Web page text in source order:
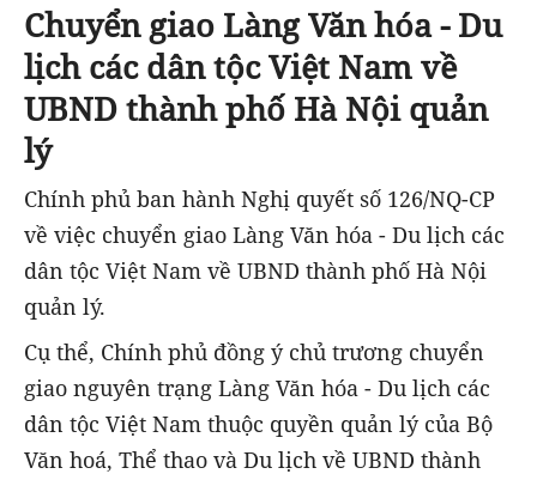
Chuyển giao Làng Văn hóa - Du
lịch các dân tộc Việt Nam về
UBND thành phố Hà Nội quản
lý
Chính phủ ban hành Nghị quyết số 126/NQ-CP
về việc chuyển giao Làng Văn hóa - Du lịch các
dân tộc Việt Nam về UBND thành phố Hà Nội
quản lý.
Cụ thể, Chính phủ đồng ý chủ trương chuyển
giao nguyên trạng Làng Văn hóa - Du lịch các
dân tộc Việt Nam thuộc quyền quản lý của Bộ
Văn hoá, Thể thao và Du lịch về UBND thành